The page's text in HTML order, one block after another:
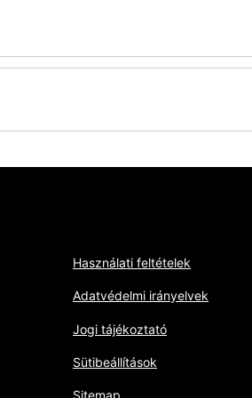
Használati feltételek
Adatvédelmi irányelvek
Jogi tájékoztató
Sütibeállítások
Sitemap